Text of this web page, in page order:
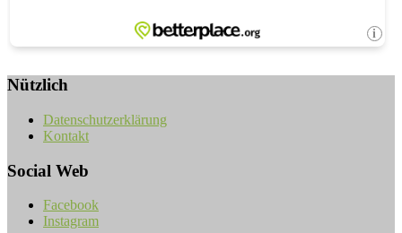
Nützlich
Datenschutzerklärung
Kontakt
Social Web
Facebook
Instagram